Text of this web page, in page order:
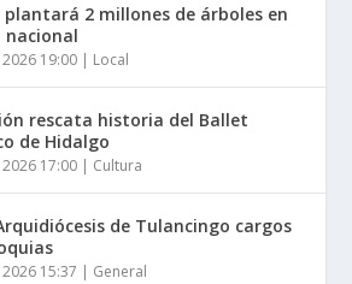
plantará 2 millones de árboles en
nacional
19:00 | Local
rescata historia del Ballet
de Hidalgo
17:00 | Cultura
de Tulancingo cargos
15:37 | General